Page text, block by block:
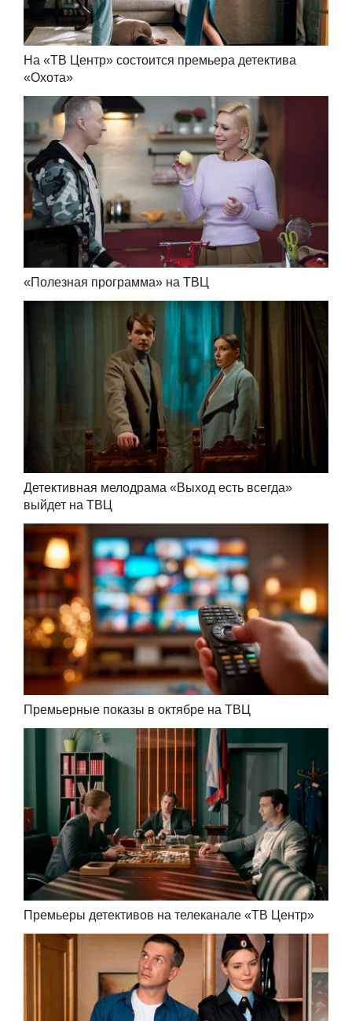
На «ТВ Центр» состоится премьера детектива
«Охота»
«Полезная программа» на ТВЦ
Детективная мелодрама «Выход есть всегда»
выйдет на ТВЦ
Премьерные показы в октябре на ТВЦ
Премьеры детективов на телеканале «ТВ Центр»